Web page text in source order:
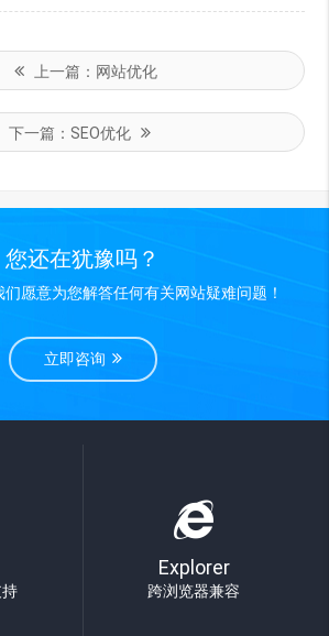
上一篇： 网站优化
下一篇： SEO优化
您还在犹豫吗？
愿意为您解答任何有关网站疑难问题！
立即咨询
Explorer
跨浏览器兼容